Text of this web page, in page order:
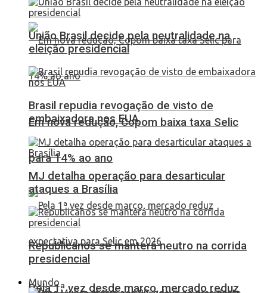
Em nova redução, Copom baixa taxa Selic
para 14% ao ano
Pela 1ª vez desde março, mercado reduz
União Brasil decide pela neutralidade na
eleição presidencial
Brasil repudia revogação de visto de
embaixadora nos EUA
MJ detalha operação para desarticular
ataques a Brasília
Republicanos se manterá neutro na corrida
presidencial
Mundo